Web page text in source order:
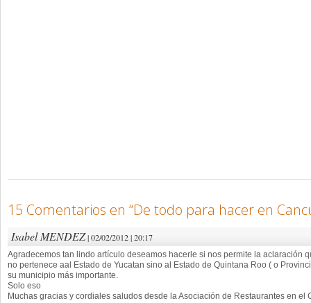
15 Comentarios en “De todo para hacer en
Isabel MENDEZ| 02/02/2012 | 20:17
Agradecemos tan lindo artículo deseamos hacerle si nos permite la aclaración
no pertenece aal Estado de Yucatan sino al Estado de Quintana Roo ( o
su municipio más importante.
Solo eso
Muchas gracias y cordiales saludos desde la Asociación de Restaurantes en el